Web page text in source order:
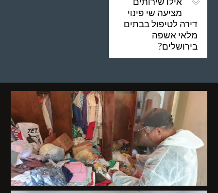
מציעה שי פינוי
דירה לטיפול בבתים
מלאי אשפה
בירושלים?